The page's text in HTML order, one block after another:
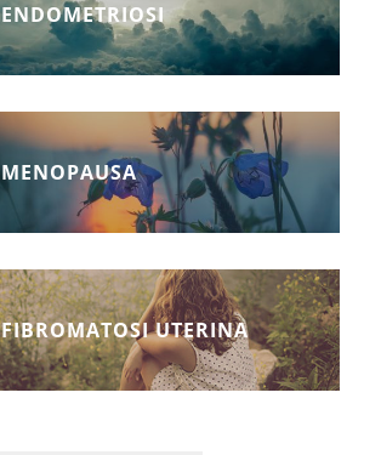
ENDOMETRIOSI
MENOPAUSA
FIBROMATOSI UTERINA